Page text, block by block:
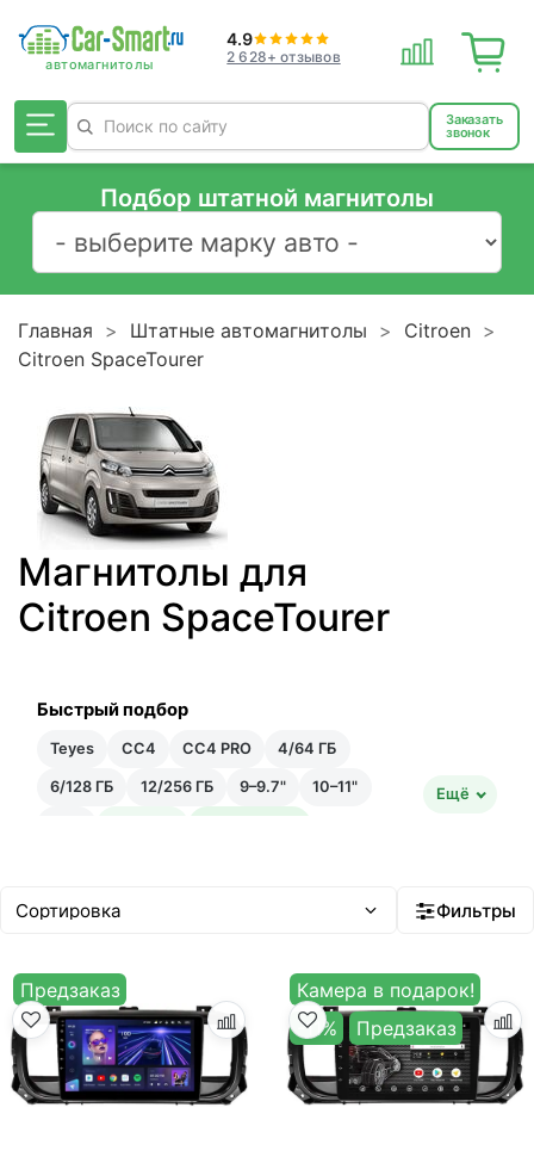
4.9
2 628+ отзывов
Заказать
звонок
Подбор штатной магнитолы
Главная Штатные автомагнитолы
Citroen
Citroen SpaceTourer
Магнитолы для
Citroen SpaceTourer
Быстрый подбор
Teyes CC4 CC4 PRO 4/64 ГБ
6/128 ГБ 12/256 ГБ 9–9.7" 10–11" Ещё
Фильтры
Предзаказ
Камера в подарок!
-11%
Предзаказ